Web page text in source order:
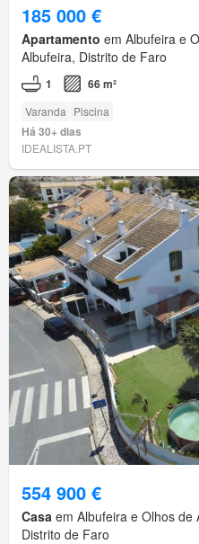
185 000 €
Apartamento em Albufeira e
Albufeira, Distrito de Faro
1 66 m²
Varanda Piscina
Há 30+ dias
IDEALISTA.PT
554 900 €
Casa em Albufeira e Olhos de
Distrito de Faro